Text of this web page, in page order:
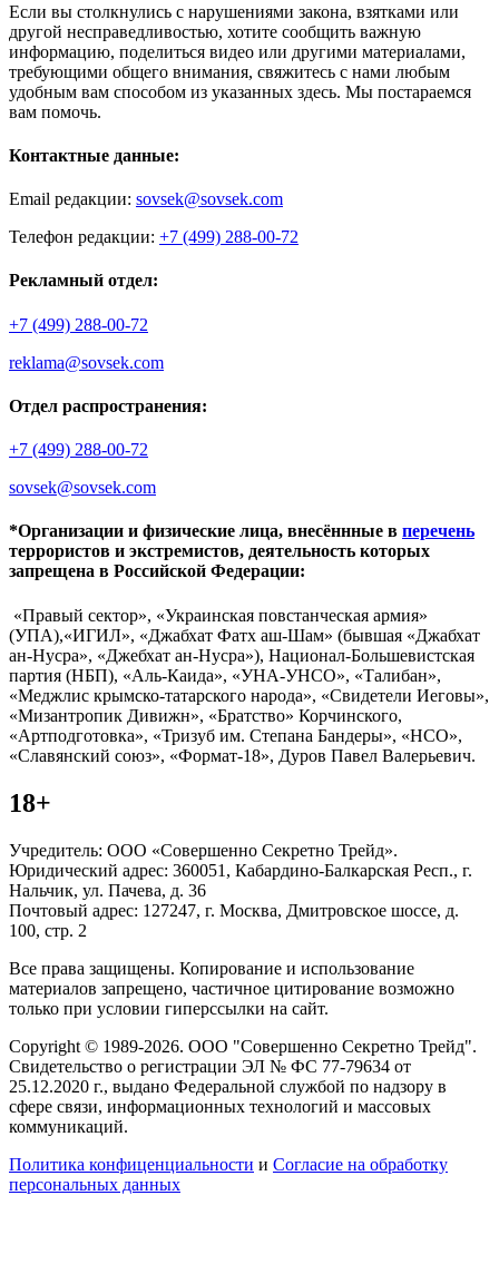
Если вы столкнулись с нарушениями закона, взятками или
другой несправедливостью, хотите сообщить важную
информацию, поделиться видео или другими материалами,
требующими общего внимания, свяжитесь с нами любым
удобным вам способом из указанных здесь. Мы постараемся
вам помочь.
Контактные данные:
Email редакции: sovsek@sovsek.com
Телефон редакции: +7 (499) 288-00-72
Рекламный отдел:
+7 (499) 288-00-72
reklama@sovsek.com
Отдел распространения:
+7 (499) 288-00-72
sovsek@sovsek.com
*Организации и физические лица, внесённные в перечень
террористов и экстремистов, деятельность которых
запрещена в Российской Федерации:
«Правый сектор», «Украинская повстанческая армия»
(УПА),«ИГИЛ», «Джабхат Фатх аш-Шам» (бывшая «Джабхат
ан-Нусра», «Джебхат ан-Нусра»), Национал-Большевистская
партия (НБП), «Аль-Каида», «УНА-УНСО», «Талибан»,
«Меджлис крымско-татарского народа», «Свидетели Иеговы»,
«Мизантропик Дивижн», «Братство» Корчинского,
«Артподготовка», «Тризуб им. Степана Бандеры», «НСО»,
«Славянский союз», «Формат-18», Дуров Павел Валерьевич.
18+
Учредитель: ООО «Совершенно Секретно Трейд».
Юридический адрес: 360051, Кабардино-Балкарская Респ., г.
Нальчик, ул. Пачева, д. 36
Почтовый адрес: 127247, г. Москва, Дмитровское шоссе, д.
100, стр. 2
Все права защищены. Копирование и использование
материалов запрещено, частичное цитирование возможно
только при условии гиперссылки на сайт.
Copyright © 1989-2026. ООО "Совершенно Секретно Трейд".
Свидетельство о регистрации ЭЛ № ФС 77-79634 от
25.12.2020 г., выдано Федеральной службой по надзору в
сфере связи, информационных технологий и массовых
коммуникаций.
Политика конфиценциальности и Согласие на обработку
персональных данных